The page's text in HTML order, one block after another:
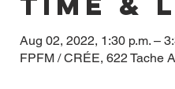
Aug 02, 2022, 1:30 p.m. –
FPFM / CRÉE, 622 Tache